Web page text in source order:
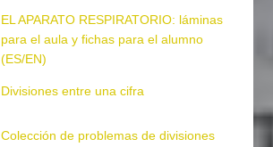
EL APARATO RESPIRATORIO: láminas
para el aula y fichas para el alumno
(ES/EN)
Divisiones entre una cifra
Colección de problemas de divisiones